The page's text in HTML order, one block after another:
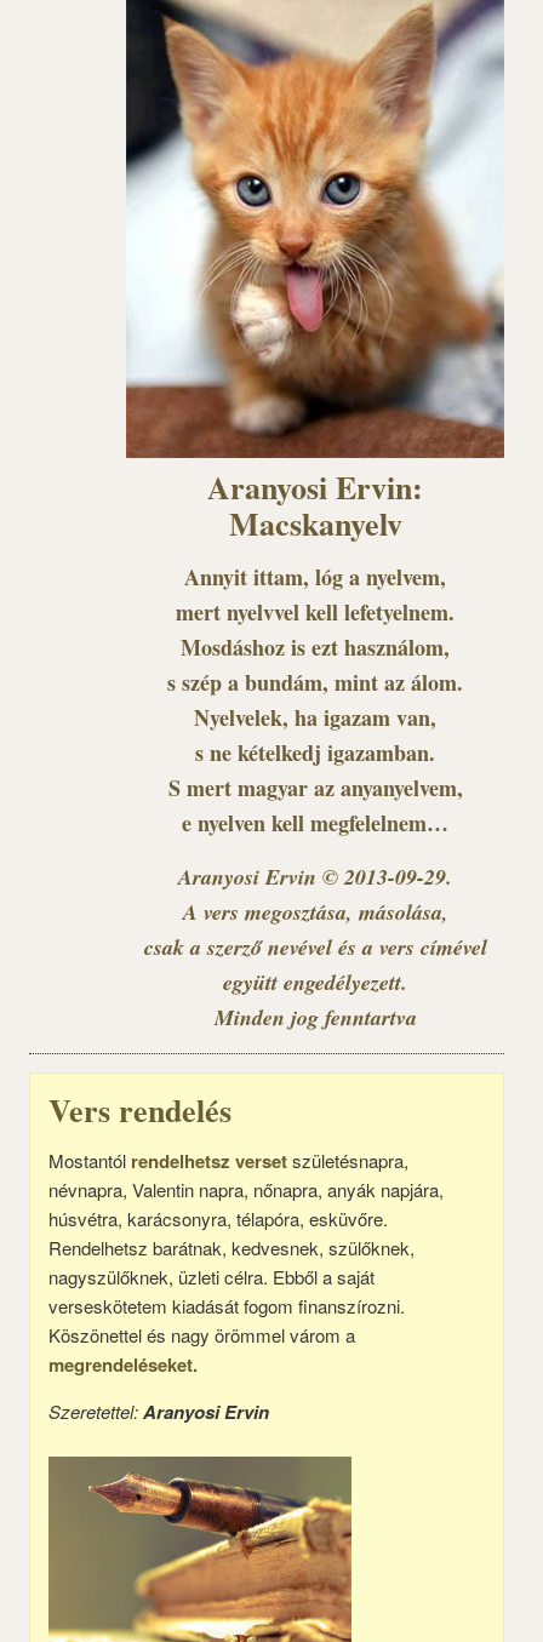
Aranyosi Ervin:
Macskanyelv
Annyit ittam, lóg a nyelvem,
mert nyelvvel kell lefetyelnem.
Mosdáshoz is ezt használom,
s szép a bundám, mint az álom.
Nyelvelek, ha igazam van,
s ne kételkedj igazamban.
S mert magyar az anyanyelvem,
e nyelven kell megfelelnem…
Aranyosi Ervin © 2013-09-29.
A vers megosztása, másolása,
csak a szerző nevével és a vers címével
együtt engedélyezett.
Minden jog fenntartva
Vers rendelés
Mostantól rendelhetsz versetszületésnapra,
névnapra, Valentin napra, nőnapra, anyák napjára,
húsvétra, karácsonyra, télapóra, esküvőre.
Rendelhetsz barátnak, kedvesnek, szülőknek,
nagyszülőknek, üzleti célra. Ebből a saját
verseskötetem kiadását fogom finanszírozni.
Köszönettel és nagy örömmel várom a
megrendeléseket.
Szeretettel:Aranyosi Ervin